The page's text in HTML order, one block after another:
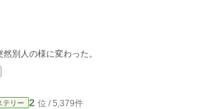
別人の様に変わった。
テリー 2 位 / 5,379件